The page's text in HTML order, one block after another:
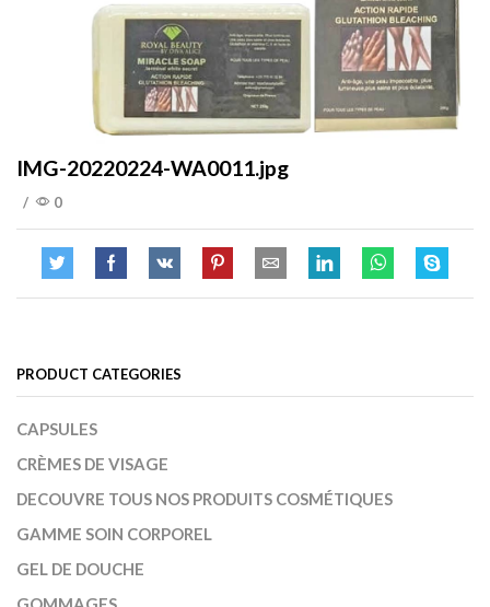
IMG-20220224-WA0011.jpg
/ 0
PRODUCT CATEGORIES
CAPSULES
CRÈMES DE VISAGE
DECOUVRE TOUS NOS PRODUITS COSMÉTIQUES
GAMME SOIN CORPOREL
GEL DE DOUCHE